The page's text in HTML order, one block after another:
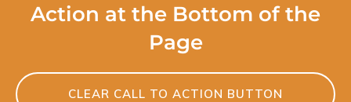
Action at the Bottom of the
Page
CLEAR CALL TO ACTION BUTTON